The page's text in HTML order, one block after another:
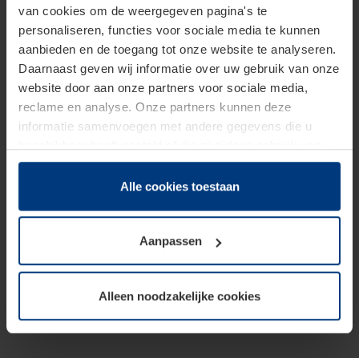
van cookies om de weergegeven pagina's te
personaliseren, functies voor sociale media te kunnen
aanbieden en de toegang tot onze website te analyseren.
Daarnaast geven wij informatie over uw gebruik van onze
website door aan onze partners voor sociale media,
reclame en analyse. Onze partners kunnen deze
informatie samenvoegen met andere gegevens die u
hun diensten hebben verzameld.
Juridisch hebben wij het recht om cookies op uw
van deze pagina's absoluut vereist is. Voor alle andere
soorten cookies is uw toestemming benodigd. Uw
toestemming kunt u op elk moment bij de uitleg van de
wijzigen of herroepen.
Alle cookies toestaan
Aanpassen
Alleen noodzakelijke cookies